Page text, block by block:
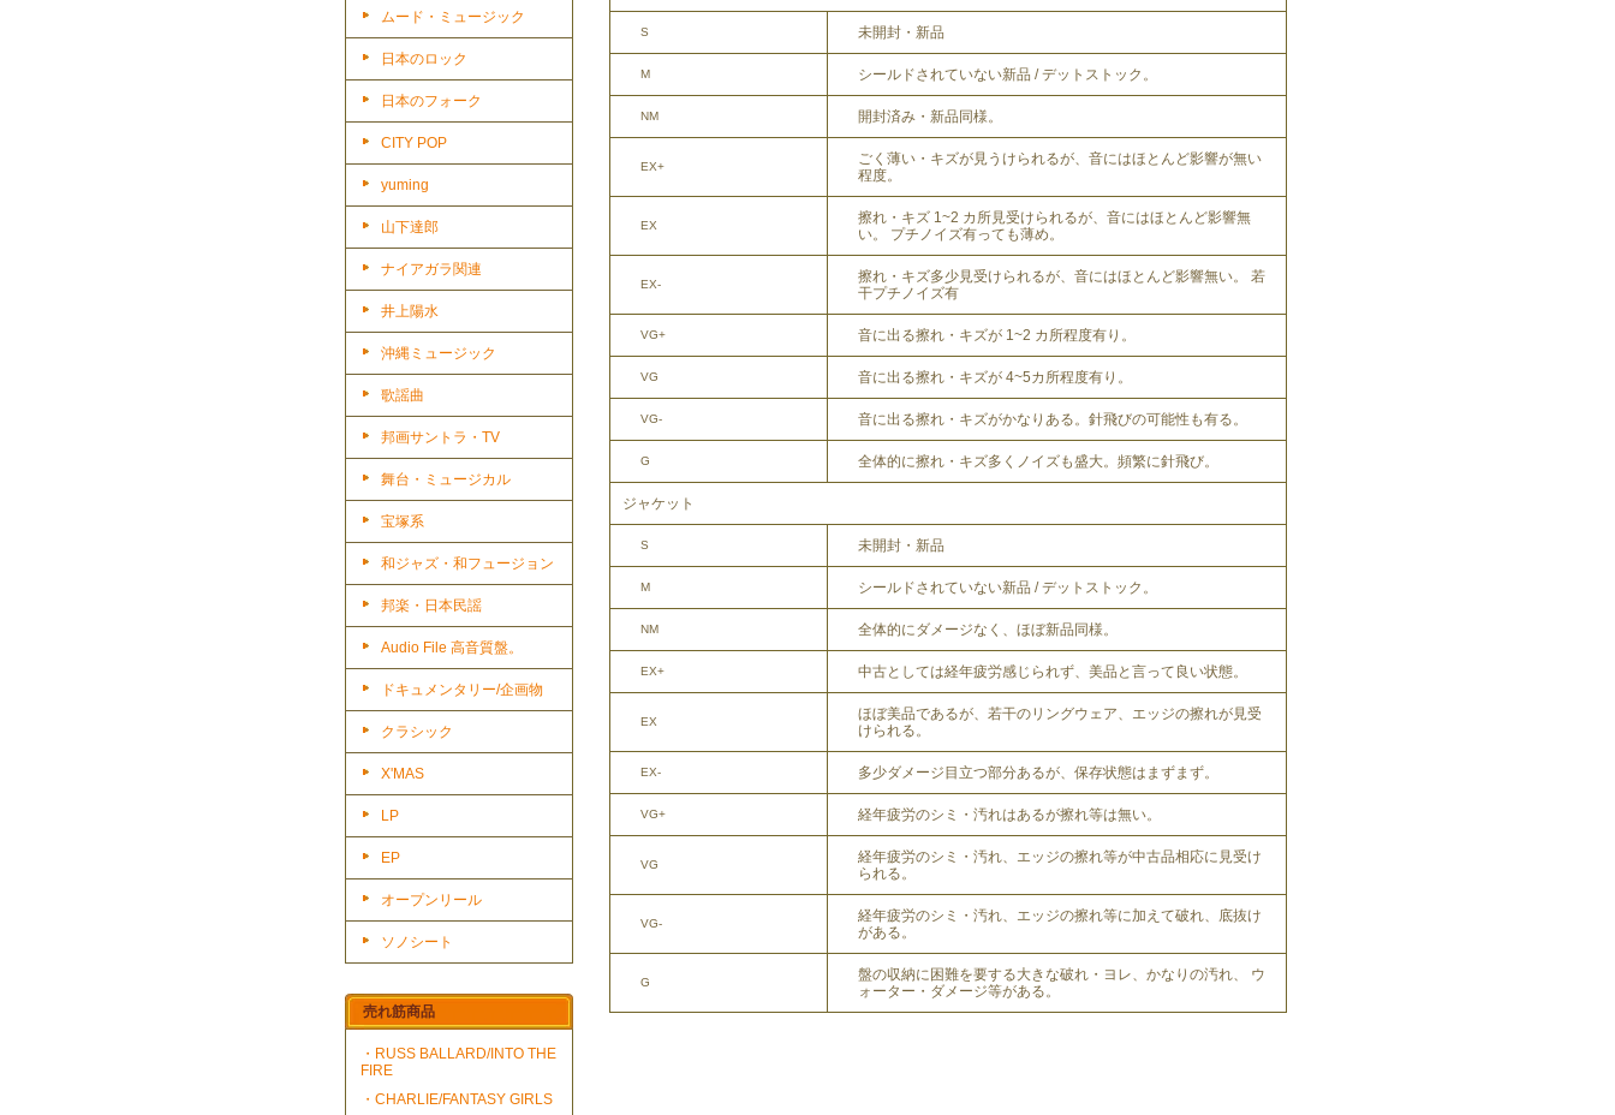
ムード・ミュージック
日本のロック
日本のフォーク
CITY POP
yuming
山下達郎
ナイアガラ関連
井上陽水
沖縄ミュージック
歌謡曲
邦画サントラ・TV
舞台・ミュージカル
宝塚系
和ジャズ・和フュージョン
邦楽・日本民謡
Audio File 高音質盤。
ドキュメンタリー/企画物
クラシック
X'MAS
LP
EP
オープンリール
ソノシート
売れ筋商品
・RUSS BALLARD/INTO THE
FIRE
・CHARLIE/FANTASY GIRLS
S 未開封・新品
M シールドされていない新品 / デットストック。
NM 開封済み・新品同様。
EX+
ごく薄い・キズが見うけられるが、音にはほとんど影響が無い
程度。
EX
擦れ・キズ 1~2 カ所見受けられるが、音にはほとんど影響無
い。 プチノイズ有っても薄め。
EX-
擦れ・キズ多少見受けられるが、音にはほとんど影響無い。 若
干プチノイズ有
VG+ 音に出る擦れ・キズが 1~2 カ所程度有り。
VG 音に出る擦れ・キズが 4~5カ所程度有り。
VG- 音に出る擦れ・キズがかなりある。針飛びの可能性も有る。
G 全体的に擦れ・キズ多くノイズも盛大。頻繁に針飛び。
ジャケット
S 未開封・新品
M シールドされていない新品 / デットストック。
NM 全体的にダメージなく、ほぼ新品同様。
EX+ 中古としては経年疲労感じられず、美品と言って良い状態。
EX
ほぼ美品であるが、若干のリングウェア、エッジの擦れが見受
けられる。
EX- 多少ダメージ目立つ部分あるが、保存状態はまずまず。
VG+ 経年疲労のシミ・汚れはあるが擦れ等は無い。
VG
経年疲労のシミ・汚れ、エッジの擦れ等が中古品相応に見受け
られる。
VG-
経年疲労のシミ・汚れ、エッジの擦れ等に加えて破れ、底抜け
がある。
G
盤の収納に困難を要する大きな破れ・ヨレ、かなりの汚れ、 ウ
ォーター・ダメージ等がある。